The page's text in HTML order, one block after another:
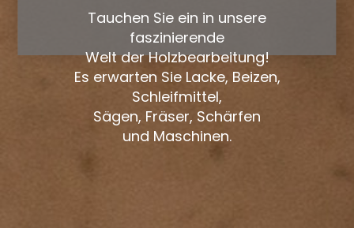
Tauchen Sie ein in unsere
faszinierende
Welt der Holzbearbeitung!
Es erwarten Sie Lacke, Beizen,
Schleifmittel,
Sägen, Fräser, Schärfen
und Maschinen.